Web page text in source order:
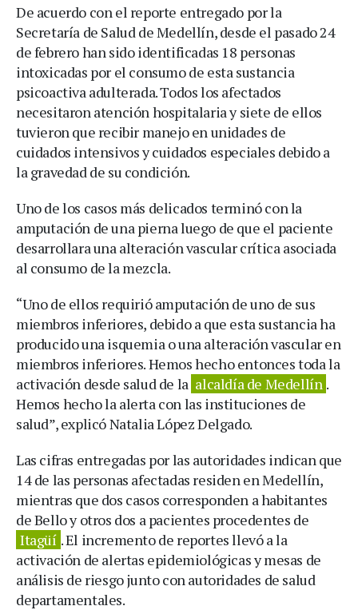
De acuerdo con el reporte entregado por la
Secretaría de Salud de Medellín, desde el pasado 24
de febrero han sido identificadas 18 personas
intoxicadas por el consumo de esta sustancia
psicoactiva adulterada. Todos los afectados
necesitaron atención hospitalaria y siete de ellos
tuvieron que recibir manejo en unidades de
cuidados intensivos y cuidados especiales debido a
la gravedad de su condición.
Uno de los casos más delicados terminó con la
amputación de una pierna luego de que el paciente
desarrollara una alteración vascular crítica asociada
al consumo de la mezcla.
“Uno de ellos requirió amputación de uno de sus
miembros inferiores, debido a que esta sustancia ha
producido una isquemia o una alteración vascular en
miembros inferiores. Hemos hecho entonces toda la
activación desde salud de la alcaldía de Medellín .
Hemos hecho la alerta con las instituciones de
salud”, explicó Natalia López Delgado.
Las cifras entregadas por las autoridades indican que
14 de las personas afectadas residen en Medellín,
mientras que dos casos corresponden a habitantes
de Bello y otros dos a pacientes procedentes de
Itagüí . El incremento de reportes llevó a la
activación de alertas epidemiológicas y mesas de
análisis de riesgo junto con autoridades de salud
departamentales.